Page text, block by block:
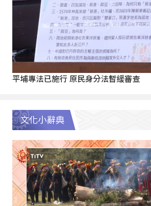
平埔專法已施行 原民身分法暫緩審查
文化小辭典